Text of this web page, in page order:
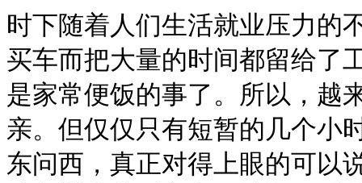
时下随着人们生活就业压力的
买车而把大量的时间都留给了
是家常便饭的事了。所以，越
亲。但仅仅只有短暂的几个小
东问西，真正对得上眼的可以